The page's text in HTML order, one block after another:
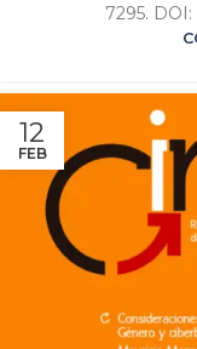
7295. DOI:
12
FEB